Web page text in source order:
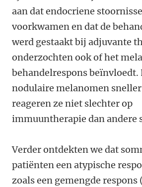
aan dat endocriene
voorkwamen en dat de
werd gestaakt bij adjuvante
onderzochten ook of het
behandelrespons beïnvloedt.
nodulaire melanomen
reageren ze niet slechter op
immuuntherapie dan andere
Verder ontdekten we dat
patiënten een atypische
zoals een gemengde